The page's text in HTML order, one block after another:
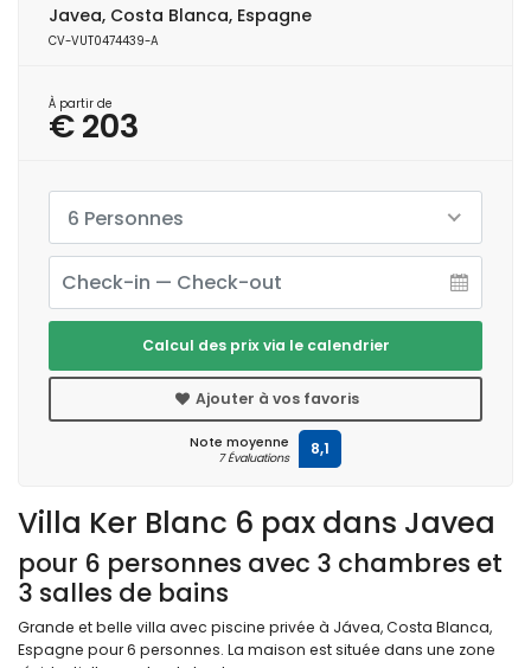
Villa Ker Blanc 6 pax dans Javea
pour 6 personnes avec 3 chambres et
3 salles de bains
Grande et belle villa avec piscine privée à Jávea, Costa Blanca,
Espagne pour 6 personnes. La maison est située dans une zone
Javea, Costa Blanca, Espagne
CV-VUT0474439-A
À partir de
€ 203
6 Personnes
Calcul des prix via le calendrier
Ajouter à vos favoris
Note moyenne
7 Évaluations 8,1